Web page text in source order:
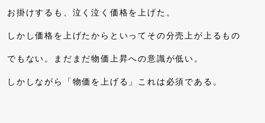
お掛けするも、泣く泣く価格を上げた。
しかし価格を上げたからといってその分売上が上るもの
でもない。まだまだ物価上昇への意識が低い。
しかしながら「物価を上げる」これは必須である。